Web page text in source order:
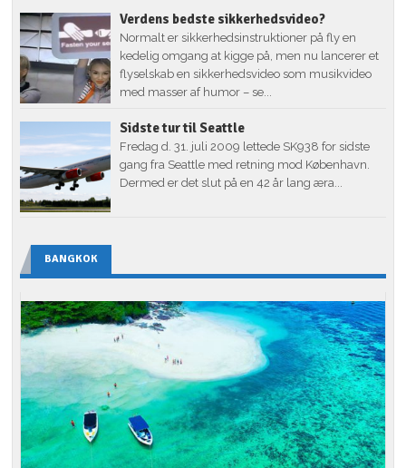
Verdens bedste sikkerhedsvideo?
Normalt er sikkerhedsinstruktioner på fly en
kedelig omgang at kigge på, men nu lancerer et
flyselskab en sikkerhedsvideo som musikvideo
med masser af humor – se...
Sidste tur til Seattle
Fredag d. 31. juli 2009 lettede SK938 for sidste
gang fra Seattle med retning mod København.
Dermed er det slut på en 42 år lang æra...
BANGKOK